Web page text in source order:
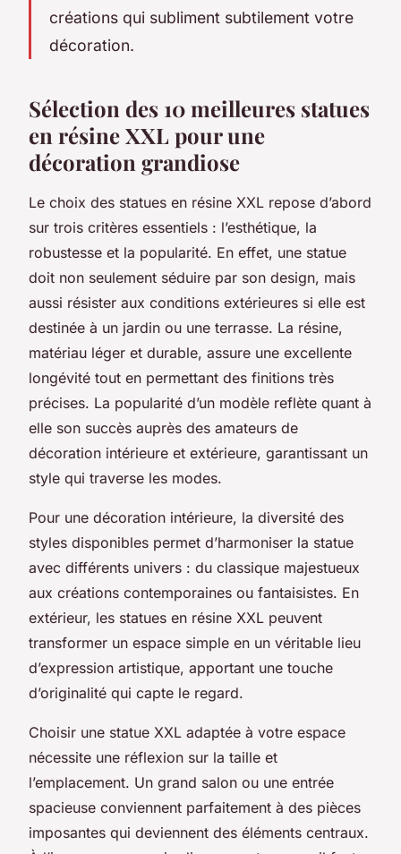
créations qui subliment subtilement votre
décoration.
Sélection des 10 meilleures statues
en résine XXL pour une
décoration grandiose
Le choix des statues en résine XXL repose d’abord
sur trois critères essentiels : l’esthétique, la
robustesse et la popularité. En effet, une statue
doit non seulement séduire par son design, mais
aussi résister aux conditions extérieures si elle est
destinée à un jardin ou une terrasse. La résine,
matériau léger et durable, assure une excellente
longévité tout en permettant des finitions très
précises. La popularité d’un modèle reflète quant à
elle son succès auprès des amateurs de
décoration intérieure et extérieure, garantissant un
style qui traverse les modes.
Pour une décoration intérieure, la diversité des
styles disponibles permet d’harmoniser la statue
avec différents univers : du classique majestueux
aux créations contemporaines ou fantaisistes. En
extérieur, les statues en résine XXL peuvent
transformer un espace simple en un véritable lieu
d’expression artistique, apportant une touche
d’originalité qui capte le regard.
Choisir une statue XXL adaptée à votre espace
nécessite une réflexion sur la taille et
l’emplacement. Un grand salon ou une entrée
spacieuse conviennent parfaitement à des pièces
imposantes qui deviennent des éléments centraux.